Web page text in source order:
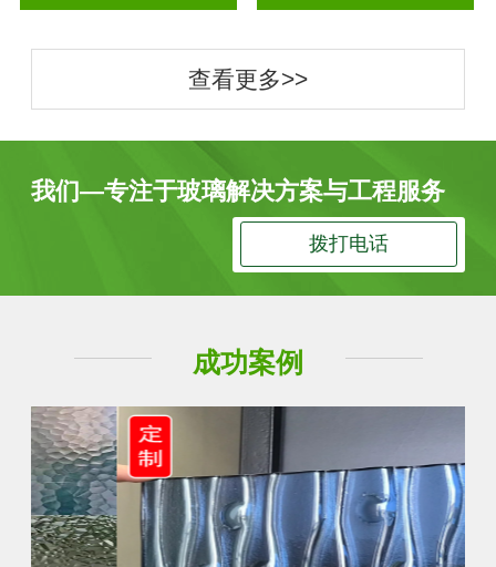
查看更多>>
我们—专注于玻璃解决方案与工程服务
拨打电话
成功案例